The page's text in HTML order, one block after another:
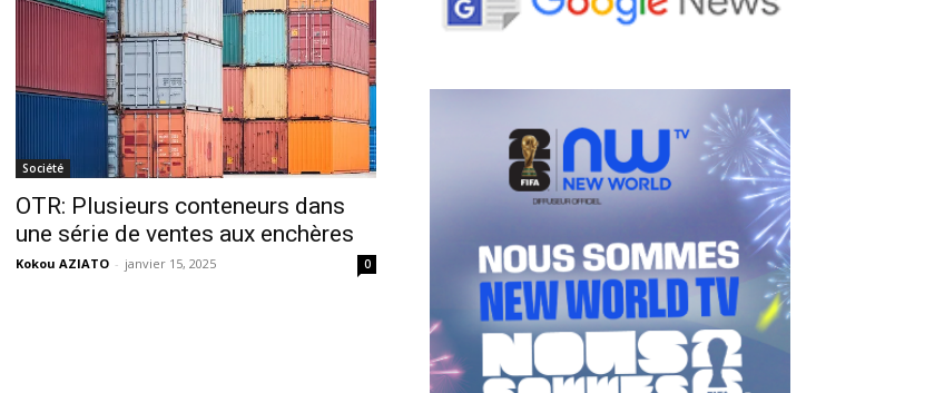
Société
OTR: Plusieurs conteneurs dans
une série de ventes aux enchères
Kokou AZIATO - janvier 15, 2025 0